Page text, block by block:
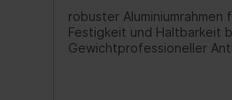
robuster Aluminiumrahmen
Festigkeit und Haltbarkeit
Gewichtprofessioneller